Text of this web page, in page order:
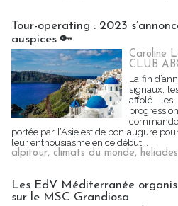
Tour-operating : 2023
auspices 🔑
Caroline
CLUB
La fin
signaux,
affolé les
portée par l’Asie est de bon augure
leur enthousiasme en ce début...
alpitour, climats du monde, heliades
Les EdV Méditerranée
sur le MSC Grandiosa